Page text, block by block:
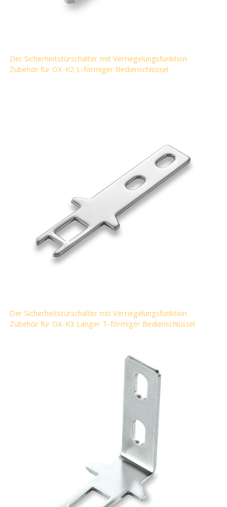
Der Sicherheitstürschalter mit Verriegelungsfunktion
Zubehör für OX-K2 L-förmiger Bedienschlüssel
Der Sicherheitstürschalter mit Verriegelungsfunktion
Zubehör für OX-K3 Langer T-förmiger Bedienschlüssel